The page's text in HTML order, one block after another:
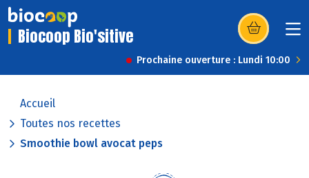
Biocoop Bio'sitive (s’ouvre dans
Prochaine ouverture : Lundi 10:00
Accueil
Toutes nos recettes
Smoothie bowl avocat peps